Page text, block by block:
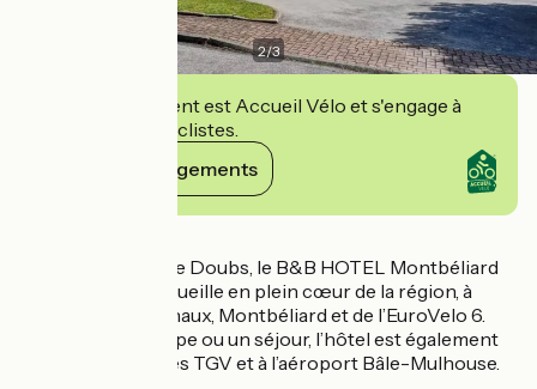
2/3
Cet établissement est Accueil Vélo et s'engage à
accueillir des cyclistes.
Voir ses engagements
De passage dans le Doubs, le B&B HOTEL Montbéliard
Sochaux vous accueille en plein cœur de la région, à
proximité de Sochaux, Montbéliard et de l’EuroVelo 6.
Idéal pour une étape ou un séjour, l’hôtel est également
bien relié aux gares TGV et à l’aéroport Bâle-Mulhouse.